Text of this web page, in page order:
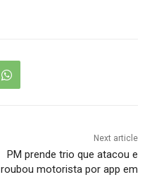
Next article
PM prende trio que atacou e
roubou motorista por app em